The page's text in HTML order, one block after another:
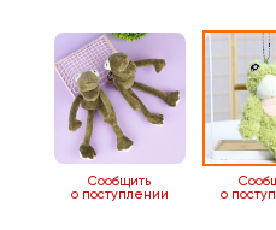
Сообщить
о поступлении
о